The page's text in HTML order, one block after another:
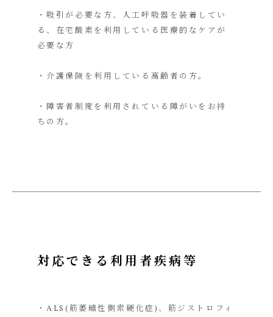
・吸引が必要な方、人工呼吸器を装着してい
る、在宅酸素を利用している医療的なケアが
必要な方
・介護保険を利用している高齢者の方。
・障害者制度を利用されている障がいをお持
ちの方。
対応できる利用者疾病等
・ALS(筋萎縮性側索硬化症)、筋ジストロフィ